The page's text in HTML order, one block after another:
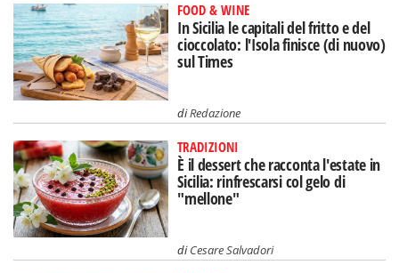
FOOD & WINE
In Sicilia le capitali del fritto e del
cioccolato: l'Isola finisce (di nuovo)
sul Times
diRedazione
TRADIZIONI
È il dessert che racconta l'estate in
Sicilia: rinfrescarsi col gelo di
"mellone"
diCesare Salvadori